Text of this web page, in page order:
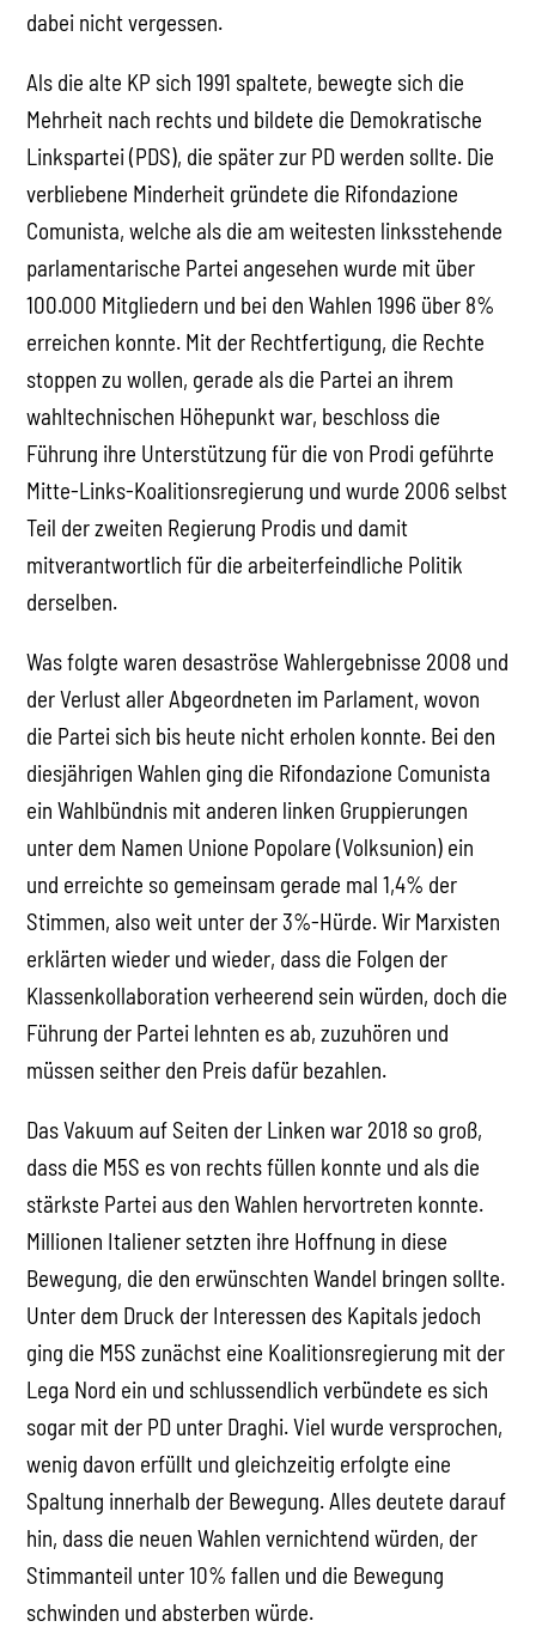
dabei nicht vergessen.
Als die alte KP sich 1991 spaltete, bewegte sich die
Mehrheit nach rechts und bildete die Demokratische
Linkspartei (PDS), die später zur PD werden sollte. Die
verbliebene Minderheit gründete die Rifondazione
Comunista, welche als die am weitesten linksstehende
parlamentarische Partei angesehen wurde mit über
100.000 Mitgliedern und bei den Wahlen 1996 über 8%
erreichen konnte. Mit der Rechtfertigung, die Rechte
stoppen zu wollen, gerade als die Partei an ihrem
wahltechnischen Höhepunkt war, beschloss die
Führung ihre Unterstützung für die von Prodi geführte
Mitte-Links-Koalitionsregierung und wurde 2006 selbst
Teil der zweiten Regierung Prodis und damit
mitverantwortlich für die arbeiterfeindliche Politik
derselben.
Was folgte waren desaströse Wahlergebnisse 2008 und
der Verlust aller Abgeordneten im Parlament, wovon
die Partei sich bis heute nicht erholen konnte. Bei den
diesjährigen Wahlen ging die Rifondazione Comunista
ein Wahlbündnis mit anderen linken Gruppierungen
unter dem Namen Unione Popolare (Volksunion) ein
und erreichte so gemeinsam gerade mal 1,4% der
Stimmen, also weit unter der 3%-Hürde. Wir Marxisten
erklärten wieder und wieder, dass die Folgen der
Klassenkollaboration verheerend sein würden, doch die
Führung der Partei lehnten es ab, zuzuhören und
müssen seither den Preis dafür bezahlen.
Das Vakuum auf Seiten der Linken war 2018 so groß,
dass die M5S es von rechts füllen konnte und als die
stärkste Partei aus den Wahlen hervortreten konnte.
Millionen Italiener setzten ihre Hoffnung in diese
Bewegung, die den erwünschten Wandel bringen sollte.
Unter dem Druck der Interessen des Kapitals jedoch
ging die M5S zunächst eine Koalitionsregierung mit der
Lega Nord ein und schlussendlich verbündete es sich
sogar mit der PD unter Draghi. Viel wurde versprochen,
wenig davon erfüllt und gleichzeitig erfolgte eine
Spaltung innerhalb der Bewegung. Alles deutete darauf
hin, dass die neuen Wahlen vernichtend würden, der
Stimmanteil unter 10% fallen und die Bewegung
schwinden und absterben würde.